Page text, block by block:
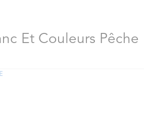
Et Couleurs Pêche